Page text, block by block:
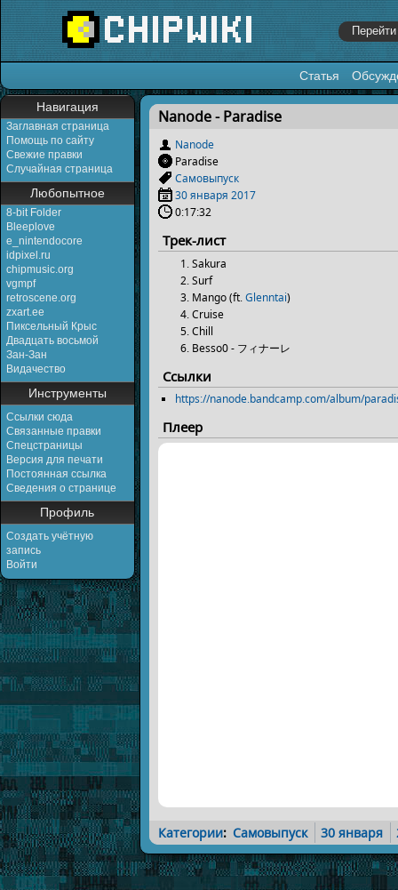
Статья
Навигация
Заглавная страница
Помощь по сайту
Свежие правки
Случайная страница
Любопытное
8-bit Folder
Bleeplove
e_nintendocore
idpixel.ru
chipmusic.org
vgmpf
retroscene.org
zxart.ee
Пиксельный Крыс
Двадцать восьмой
Зан-Зан
Видачество
Инструменты
Ссылки сюда
Связанные правки
Спецстраницы
Версия для печати
Постоянная ссылка
Сведения о странице
Профиль
Создать учётную
запись
Войти
Перейти к:навигация,поиск
Nanode - Paradise
Nanode
Paradise
Самовыпуск
30 января 2017
0:17:32
Трек-лист
Sakura
Surf
Mango (ft.Glenntai)
Cruise
Chill
Besso0 - フィナーレ
Ссылки
https://nanode.bandcamp.com/album/
Плеер
Категории: Самовыпуск 30 января